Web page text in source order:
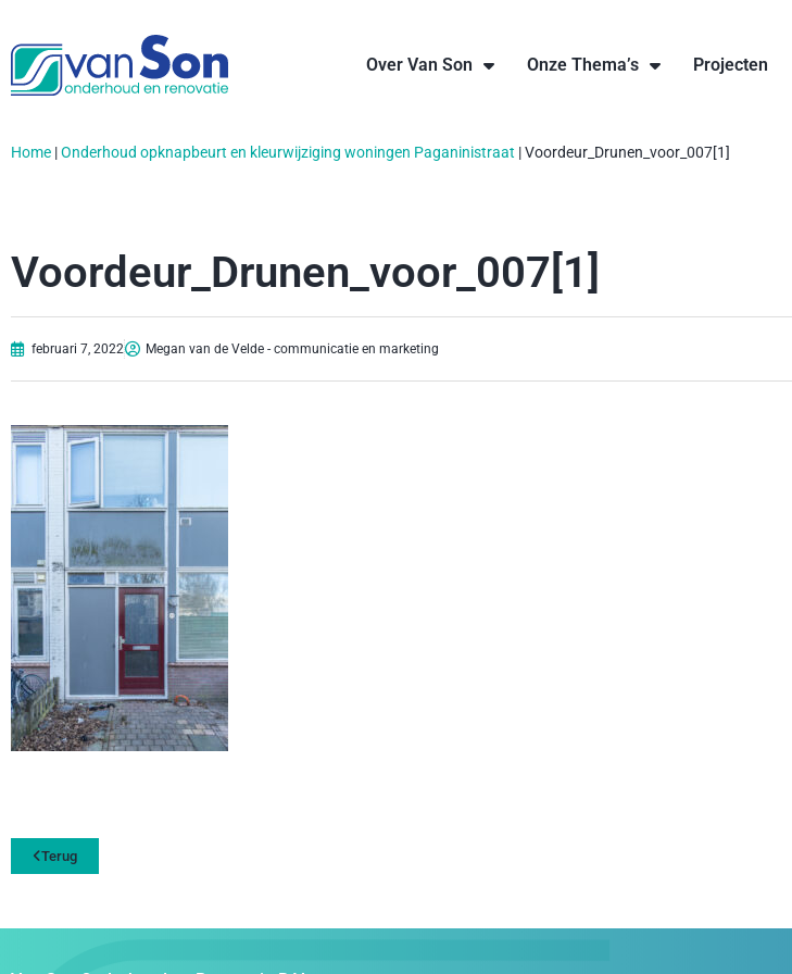
Over Van Son Onze Thema’s Projecten
Home |Onderhoud opknapbeurt en kleurwijziging woningen Paganinistraat |Voordeur_Drunen_voor_007[1]
Voordeur_Drunen_voor_007[1]
februari 7, 2022 Megan van de Velde - communicatie en marketing
Terug